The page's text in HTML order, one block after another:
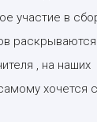
участие в
, на
хочется